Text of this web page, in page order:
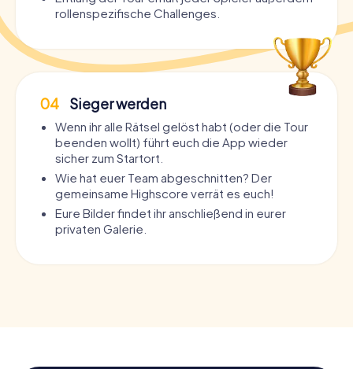
rollenspezifische Challenges.
04 Sieger werden
Wenn ihr alle Rätsel gelöst habt (oder die Tour
beenden wollt) führt euch die App wieder
sicher zum Startort.
Wie hat euer Team abgeschnitten? Der
gemeinsame Highscore verrät es euch!
Eure Bilder findet ihr anschließend in eurer
privaten Galerie.